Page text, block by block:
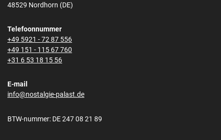
48529 Nordhorn (DE)
Telefoonnummer
+49 5921 - 72 87 556
+49 151 - 115 67 760
+31 6 53 18 15 56
E-mail
info@nostalgie-palast.de
BTW-nummer: DE 247 08 21 89